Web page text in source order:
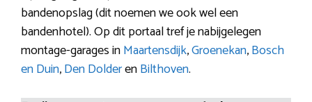
bandenopslag (dit noemen we ook wel een
bandenhotel). Op dit portaal tref je nabijgelegen
montage-garages inMaartensdijk,Groenekan,Bosch
en Duin,Den DolderenBilthoven.